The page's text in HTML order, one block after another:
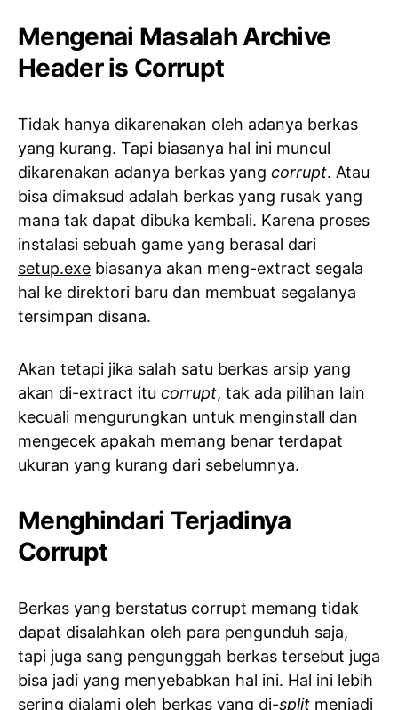
Mengenai Masalah Archive
Header is Corrupt
Tidak hanya dikarenakan oleh adanya berkas
yang kurang. Tapi biasanya hal ini muncul
dikarenakan adanya berkas yang corrupt. Atau
bisa dimaksud adalah berkas yang rusak yang
mana tak dapat dibuka kembali. Karena proses
instalasi sebuah game yang berasal dari
setup.exe biasanya akan meng-extract segala
hal ke direktori baru dan membuat segalanya
tersimpan disana.
Akan tetapi jika salah satu berkas arsip yang
akan di-extract itu corrupt, tak ada pilihan lain
kecuali mengurungkan untuk menginstall dan
mengecek apakah memang benar terdapat
ukuran yang kurang dari sebelumnya.
Menghindari Terjadinya
Corrupt
Berkas yang berstatus corrupt memang tidak
dapat disalahkan oleh para pengunduh saja,
tapi juga sang pengunggah berkas tersebut juga
bisa jadi yang menyebabkan hal ini. Hal ini lebih
sering dialami oleh berkas yang di-split menjadi